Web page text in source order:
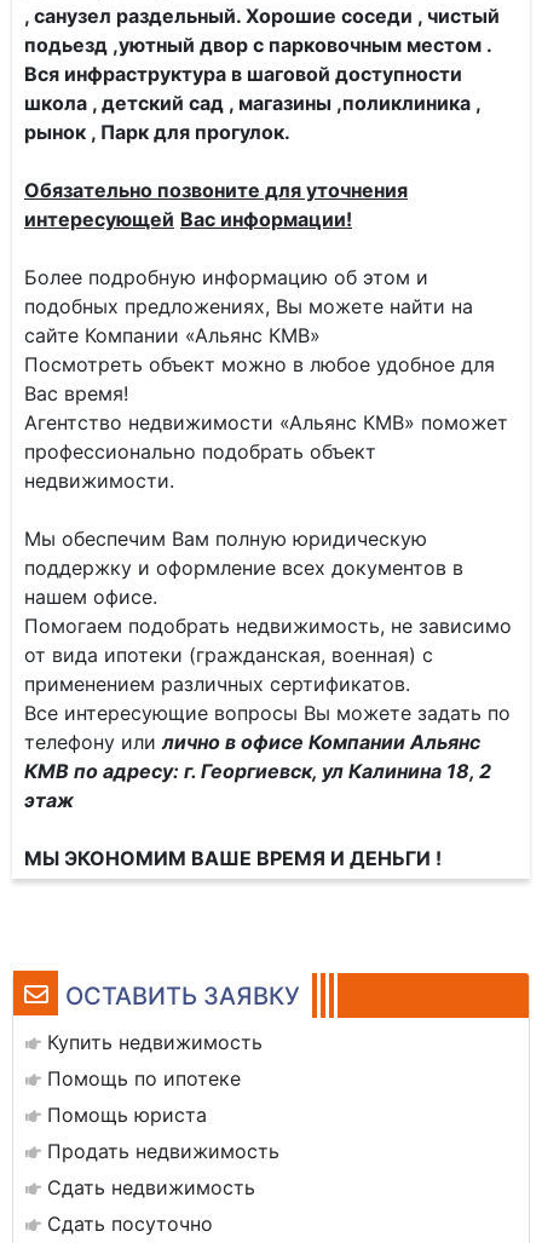
ОСТАВИТЬ ЗАЯВКУ
Купить недвижимость
Помощь по ипотеке
Помощь юриста
Продать недвижимость
Сдать недвижимость
Сдать посуточно
, санузел раздельный. Хорошие соседи , чистый
подьезд ,уютный двор с парковочным местом .
Вся инфраструктура в шаговой доступности
школа , детский сад , магазины ,поликлиника ,
рынок , Парк для прогулок.
Обязательно позвоните для уточнения
интересующей Вас информации!
Более подробную информацию об этом и
подобных предложениях, Вы можете найти на
сайте Компании «Альянс КМВ»
Посмотреть объект можно в любое удобное для
Вас время!
Агентство недвижимости «Альянс КМВ» поможет
профессионально подобрать объект
недвижимости.
Мы обеспечим Вам полную юридическую
поддержку и оформление всех документов в
нашем офисе.
Помогаем подобрать недвижимость, не зависимо
от вида ипотеки (гражданская, военная) с
применением различных сертификатов.
Все интересующие вопросы Вы можете задать по
телефону илилично в офисе Компании Альянс
КМВ по адресу: г. Георгиевск, ул Калинина 18, 2
этаж
МЫ ЭКОНОМИМ ВАШЕ ВРЕМЯ И ДЕНЬГИ !